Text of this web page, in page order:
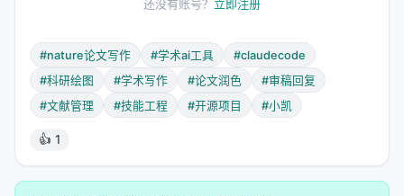
在碰任何句子之前，先诊断失败模式：
诊断项 处理方式
1
还没有账号？ 立即注册
#nature论文写作 #学术ai工具
#claudecode
#科研绘图
#学术写作 #论文润色
#审稿回复
#文献管理
#技能工程 #开源项目 #小凯
👍 1